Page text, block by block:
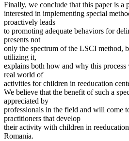
Finally, we conclude that this paper is a
interested in implementing special
proactively leads
to promoting adequate behaviors for
presents not
only the spectrum of the LSCI method,
utilizing it,
explains both how and why this process
real world of
activities for children in reeducation
We believe that the benefit of such a
appreciated by
professionals in the field and will come
practitioners that develop
their activity with children in
Romania.